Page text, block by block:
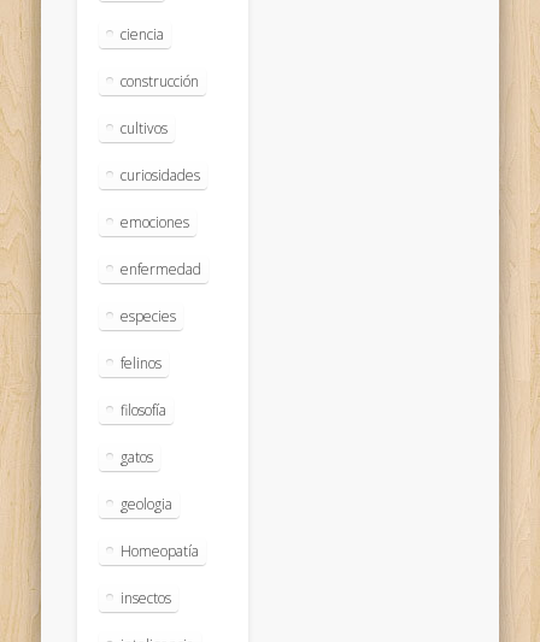
ciencia
construcción
cultivos
curiosidades
emociones
enfermedad
especies
felinos
filosofía
gatos
geologia
Homeopatía
insectos